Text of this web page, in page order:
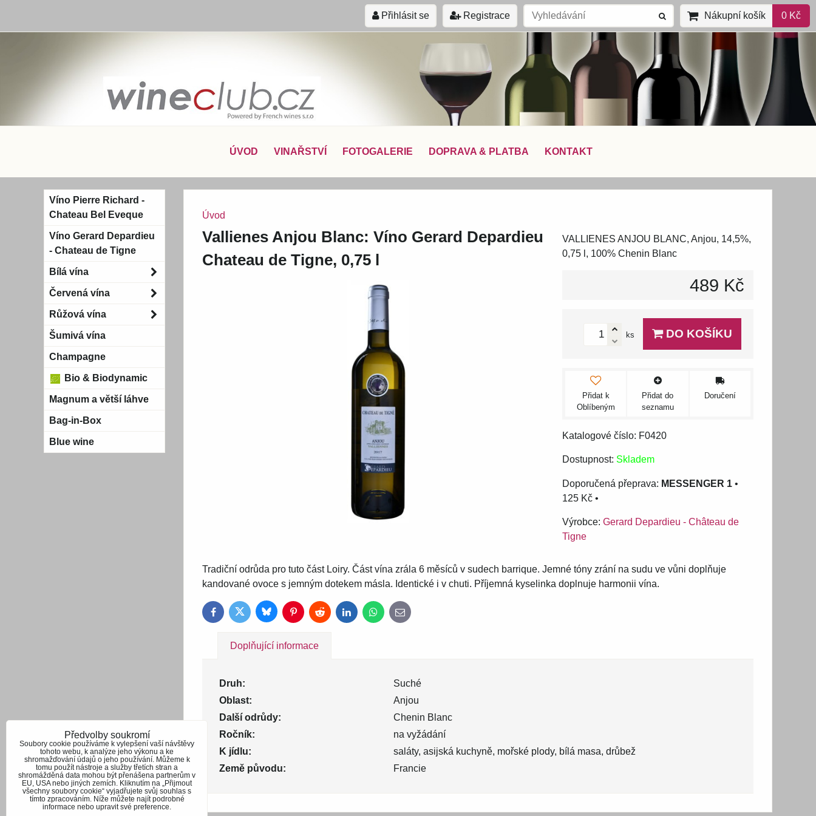
Přihlásit se Registrace Nákupní košík 0 Kč
ÚVOD VINAŘSTVÍ FOTOGALERIE DOPRAVA & PLATBA KONTAKT
Úvod
Vallienes Anjou Blanc: Víno Gerard Depardieu
Chateau de Tigne, 0,75 l
VALLIENES ANJOU BLANC, Anjou, 14,5%,
0,75 l, 100% Chenin Blanc
489 Kč
ks DO KOŠÍKU
Přidat k
Oblíbeným
Přidat do
seznamu
Doručení
Katalogové číslo: F0420
Dostupnost: Skladem
MESSENGER 1 •
125 Kč •
Výrobce: Gerard Depardieu - Château de
Tigne
Tradiční odrůda pro tuto část Loiry. Část vína zrála 6 měsíců v sudech barrique. Jemné tóny zrání na sudu ve vůni doplňuje
kandované ovoce s jemným dotekem másla. Identické i v chuti. Příjemná kyselinka doplnuje harmonii vína.
FacebookTwitter BlueskyPinterestReddit LinkedInWhatsApp
E-
mail
Doplňující informace
Druh:
Suché
Oblast:
Anjou
Další odrůdy:
Chenin Blanc
Ročník:
na vyžádání
K jídlu:
saláty, asijská kuchyně, mořské plody, bílá masa, drůbež
Země původu:
Francie
Víno Pierre Richard -
Chateau Bel Eveque
Víno Gerard Depardieu
- Chateau de Tigne
Bílá vína
Červená vína
Růžová vína
Šumivá vína
Champagne
Bio & Biodynamic
Magnum a větší láhve
Bag-in-Box
Blue wine
Předvolby soukromí
Soubory cookie používáme k vylepšení vaší návštěvy
tohoto webu, k analýze jeho výkonu a ke
shromažďování údajů o jeho používání. Můžeme k
tomu použít nástroje a služby třetích stran a
shromážděná data mohou být přenášena partnerům v
EU, USA nebo jiných zemích. Kliknutím na „Přijmout
všechny soubory cookie“ vyjadřujete svůj souhlas s
tímto zpracováním. Níže můžete najít podrobné
informace nebo upravit své preference.